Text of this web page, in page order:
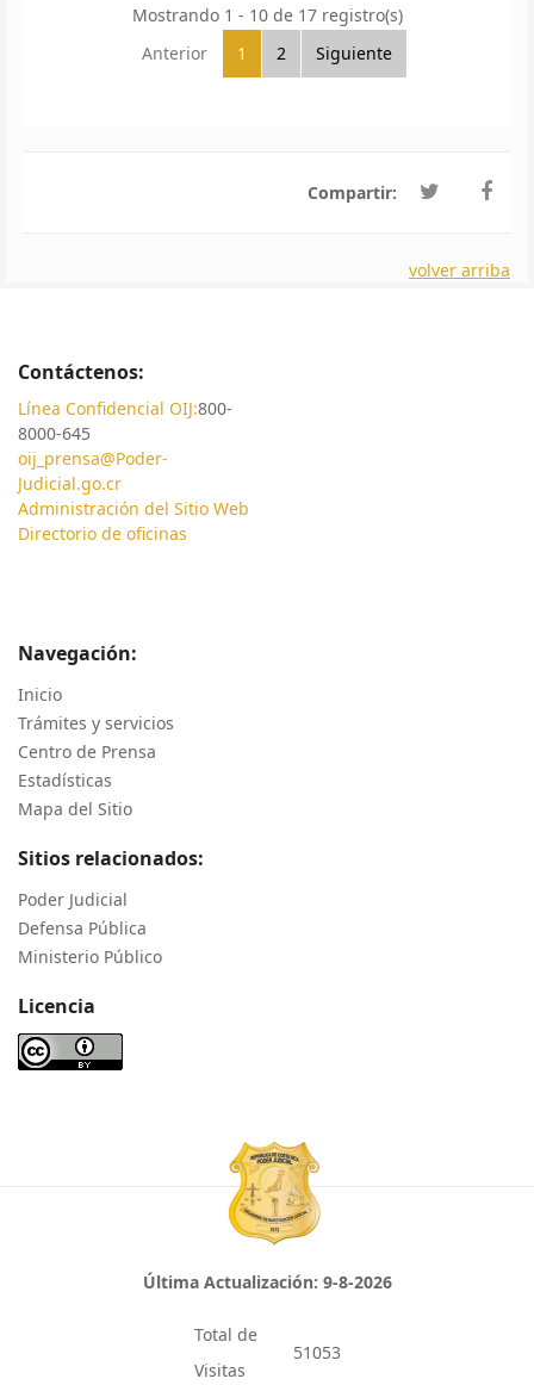
Mostrando 1 - 10 de 17 registro(s)
Anterior
1 2 Siguiente
Compartir:
volver arriba
Contáctenos:
Línea Confidencial OIJ:800-
8000-645
oij_prensa@Poder-
Judicial.go.cr
Administración del Sitio Web
Directorio de oficinas
Navegación:
Inicio
Trámites y servicios
Centro de Prensa
Estadísticas
Mapa del Sitio
Sitios relacionados:
Poder Judicial
Defensa Pública
Ministerio Público
Licencia
Última Actualización: 9-8-2026
Total de
Visitas
51053